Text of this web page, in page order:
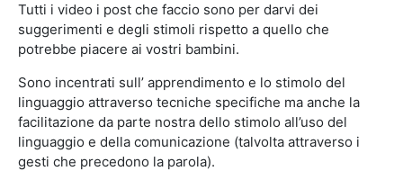
Tutti i video i post che faccio sono per darvi dei
suggerimenti e degli stimoli rispetto a quello che
potrebbe piacere ai vostri bambini.
Sono incentrati sull’ apprendimento e lo stimolo del
linguaggio attraverso tecniche specifiche ma anche la
facilitazione da parte nostra dello stimolo all’uso del
linguaggio e della comunicazione (talvolta attraverso i
gesti che precedono la parola).